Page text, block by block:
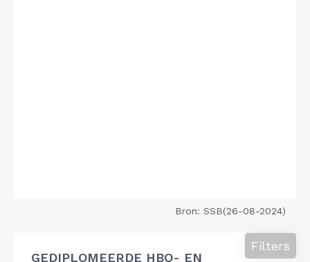
Bron: SSB(26-08-2024)
GEDIPLOMEERDE HBO- EN
Filters